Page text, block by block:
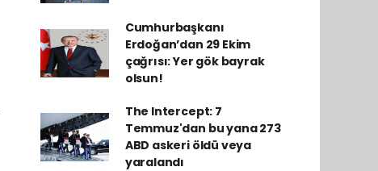
Cumhurbaşkanı
Erdoğan’dan 29 Ekim
çağrısı: Yer gök bayrak
olsun!
The Intercept: 7
Temmuz'dan bu yana 273
ABD askeri öldü veya
yaralandı